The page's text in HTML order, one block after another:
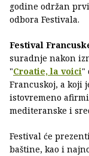
godine održan
odbora Festivala.
Festival
suradnje nakon
"Croatie, la voici"
Francuskoj, a koji
istovremeno
mediteranske i
Festival će
baštine, kao i